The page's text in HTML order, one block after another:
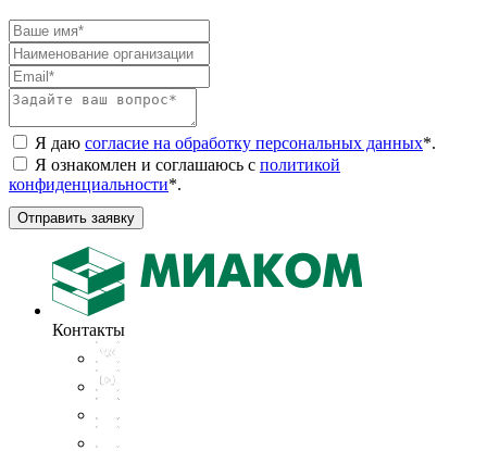
Я даю согласие на обработку персональных данных*.
Я ознакомлен и соглашаюсь с политикой
конфиденциальности*.
Отправить заявку
Контакты